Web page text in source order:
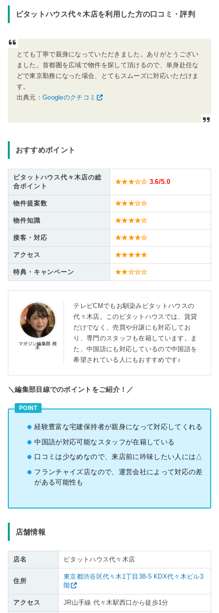
ピタットハウス代々木店を利用した方の口コミ・評判
とても丁寧で親身になっていただきました。ありがとうござい
ました。首都圏を広域で物件を探して頂けるので、単身赴任な
どで東京勤務になった場合、とてもスムーズに対応いただけま
す。
出典元： Googleのクチコミ
おすすめポイント
ピタットハウス代々木店の総
合ポイント
★★★☆☆ 3.6/5.0
物件提案数 ★★★☆☆
物件知識 ★★★★☆
接客・対応 ★★★★☆
アクセス ★★★★★
特典・キャンペーン ★★☆☆☆
マガジン編集部 桜
木
テレビCMでもお馴染みピタットハウスの
代々木店。このピタットハウスでは、賃貸
だけでなく、売買や分譲にも対応してお
り、専門のスタッフも在籍しています。ま
た、中国語にも対応しているので中国語を
希望されている人にもおすすめです♪
＼編集部目線でのポイントをご紹介！／
POINT
経験豊富な宅建保持者が親身になって対応してくれる
中国語が対応可能なスタッフが在籍している
口コミは少なめなので、来店前に吟味したい人には△
フランチャイズ店なので、運営会社によって対応の差
がある可能性も
店舗情報
店名 ピタットハウス代々木店
住所
東京都渋谷区代々木1丁目38-5 KDX代々木ビル3
階
アクセス JR山手線 代々木駅西口から徒歩1分